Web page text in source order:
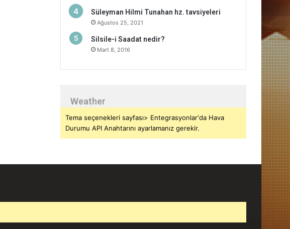
Süleyman Hilmi Tunahan hz. tavsiyeleri
Ağustos 25, 2021
Silsile-i Saadat nedir?
Mart 8, 2016
Weather
Tema seçenekleri sayfası> Entegrasyonlar'da Hava
Durumu API Anahtarını ayarlamanız gerekir.